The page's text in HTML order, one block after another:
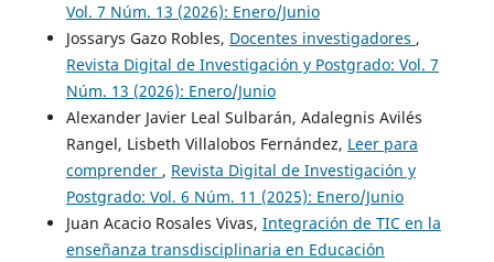
Vol. 7 Núm. 13 (2026): Enero/Junio
Jossarys Gazo Robles, Docentes investigadores ,
Revista Digital de Investigación y Postgrado: Vol. 7
Núm. 13 (2026): Enero/Junio
Alexander Javier Leal Sulbarán, Adalegnis Avilés
Rangel, Lisbeth Villalobos Fernández, Leer para
comprender , Revista Digital de Investigación y
Postgrado: Vol. 6 Núm. 11 (2025): Enero/Junio
Juan Acacio Rosales Vivas, Integración de TIC en la
enseñanza transdisciplinaria en Educación